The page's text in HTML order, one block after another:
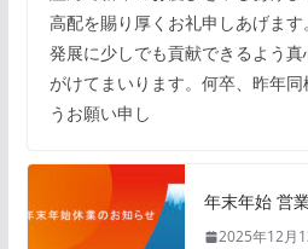
高配を賜り厚くお礼申しあげま
発展に少しでも貢献できるよう
がけてまいります。何卒、昨年
うお願い申し
年末年始 営
2025年12月